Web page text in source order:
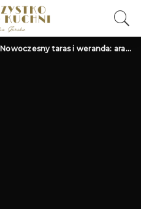
Nowoczesny taras i weranda: aranżacja, czarnymi meblami, dodatki, inspiracja